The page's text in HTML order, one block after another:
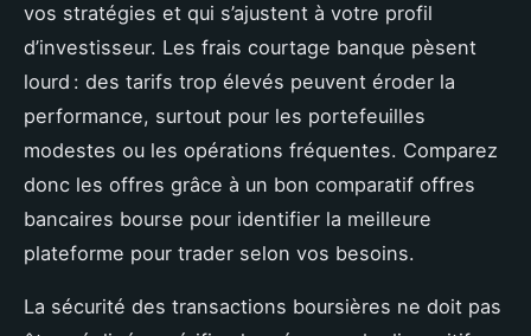
vos stratégies et qui s’ajustent à votre profil
d’investisseur. Les frais courtage banque pèsent
lourd : des tarifs trop élevés peuvent éroder la
performance, surtout pour les portefeuilles
modestes ou les opérations fréquentes. Comparez
donc les offres grâce à un bon comparatif offres
bancaires bourse pour identifier la meilleure
plateforme pour trader selon vos besoins.
La sécurité des transactions boursières ne doit pas